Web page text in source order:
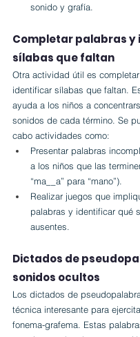
sonido y grafía.
Completar palabras
sílabas que faltan
Otra actividad útil es
identificar sílabas que faltan.
ayuda a los niños a
sonidos de cada término. Se
cabo actividades como:
Presentar palabras
a los niños que las
“ma__a” para “mano”).
Realizar juegos que
palabras y identificar qué
ausentes.
Dictados de
sonidos ocultos
Los dictados de
técnica interesante para
fonema-grafema. Estas